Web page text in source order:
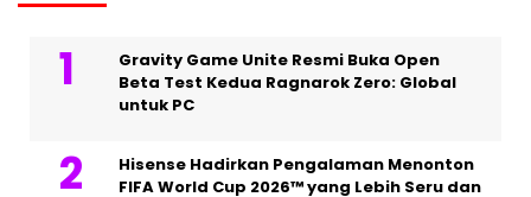
Gravity Game Unite Resmi Buka Open
Beta Test Kedua Ragnarok Zero: Global
untuk PC
Hisense Hadirkan Pengalaman Menonton
FIFA World Cup 2026™ yang Lebih Seru dan